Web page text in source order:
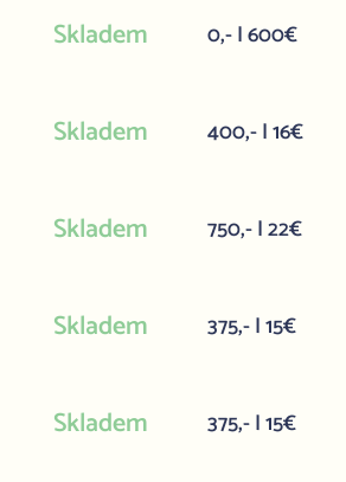
Skladem 0,- | 600€
Skladem 400,- | 16€
Skladem 750,- | 22€
Skladem 375,- | 15€
Skladem 375,- | 15€